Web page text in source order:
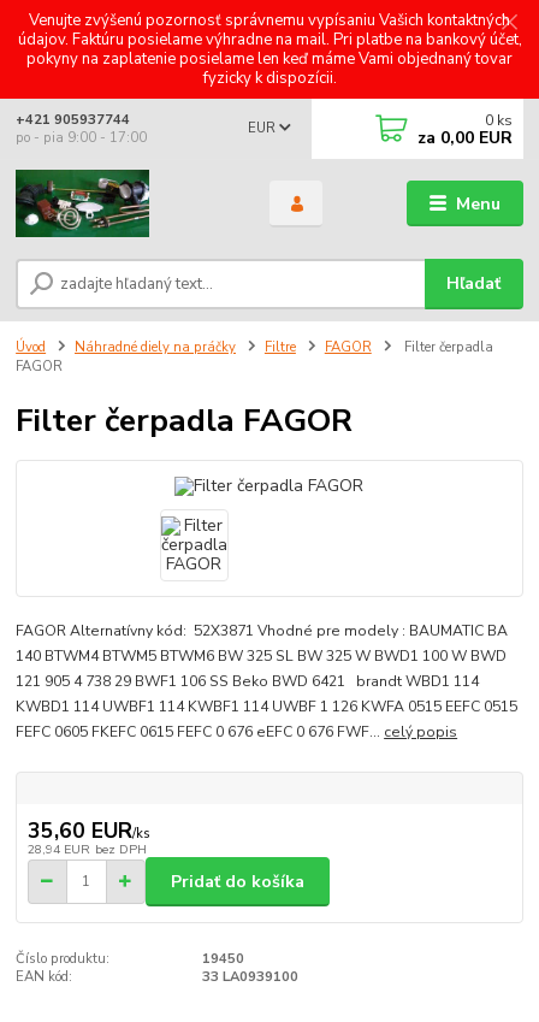
Venujte zvýšenú pozornosť správnemu vypísaniu Vašich kontaktných
údajov. Faktúru posielame výhradne na mail. Pri platbe na bankový účet,
pokyny na zaplatenie posielame len keď máme Vami objednaný tovar
fyzicky k dispozícii.
Menu
EUR
Hľadať
+421 905937744
po - pia 9:00 - 17:00
0 ks
za 0,00 EUR
Úvod Náhradné diely na práčky Filtre FAGOR
Filter čerpadla
FAGOR
Filter čerpadla FAGOR
FAGOR Alternatívny kód: 52X3871 Vhodné pre modely : BAUMATIC BA
140 BTWM4 BTWM5 BTWM6 BW 325 SL BW 325 W BWD1 100 W BWD
121 905 4 738 29 BWF1 106 SS Beko BWD 6421 brandt WBD1 114
KWBD1 114 UWBF1 114 KWBF1 114 UWBF 1 126 KWFA 0515 EEFC 0515
FEFC 0605 FKEFC 0615 FEFC 0 676 eEFC 0 676 FWF... celý popis
35,60 EUR/ks
28,94 EUR bez DPH
Pridať do košíka
Číslo produktu:
19450
EAN kód:
33 LA0939100